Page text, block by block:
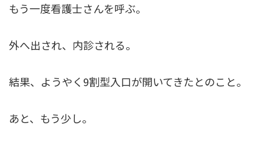
もう一度看護士さんを呼ぶ。
外へ出され、内診される。
結果、ようやく9割型入口が開いてきたとのこと。
あと、もう少し。